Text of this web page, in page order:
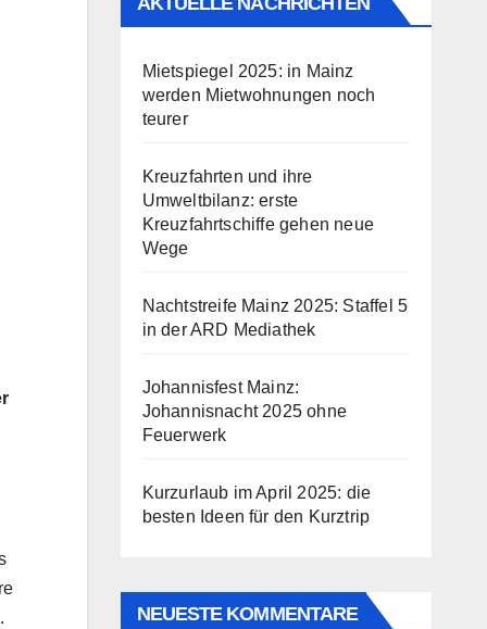
Mietspiegel 2025: in Mainz
werden Mietwohnungen noch
teurer
Kreuzfahrten und ihre
Umweltbilanz: erste
Kreuzfahrtschiffe gehen neue
Wege
Nachtstreife Mainz 2025: Staffel 5
in der ARD Mediathek
Johannisfest Mainz:
Johannisnacht 2025 ohne
Feuerwerk
Kurzurlaub im April 2025: die
besten Ideen für den Kurztrip
NEUESTE KOMMENTARE